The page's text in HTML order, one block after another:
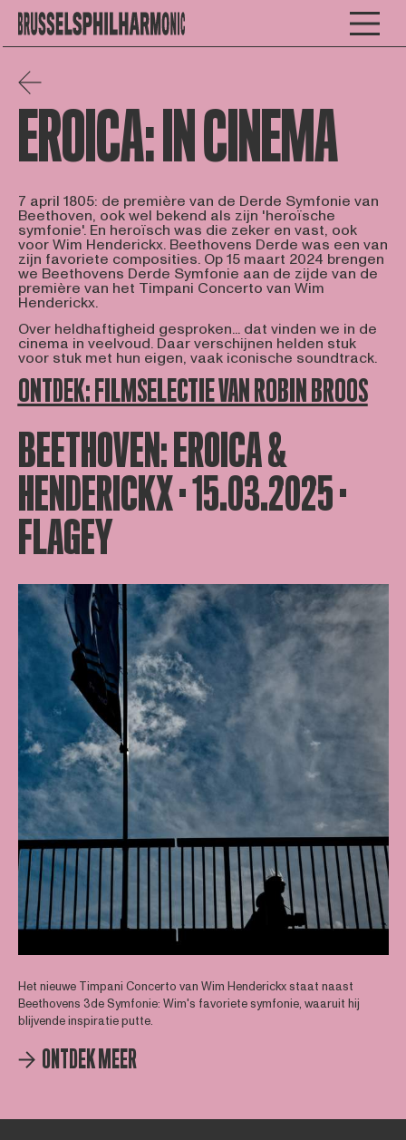
EROICA: IN CINEMA
7 april 1805: de première van de Derde Symfonie van
Beethoven, ook wel bekend als zijn 'heroïsche
symfonie'. En heroïsch was die zeker en vast, ook
voor Wim Henderickx. Beethovens Derde was een van
zijn favoriete composities. Op 15 maart 2024 brengen
we Beethovens Derde Symfonie aan de zijde van de
première van het Timpani Concerto van Wim
Henderickx.
Over heldhaftigheid gesproken... dat vinden we in de
cinema in veelvoud. Daar verschijnen helden stuk
voor stuk met hun eigen, vaak iconische soundtrack.
ONTDEK: FILMSELECTIE VAN ROBIN BROOS
BEETHOVEN: EROICA &
HENDERICKX · 15.03.2025 ·
FLAGEY
Het nieuwe Timpani Concerto van Wim Henderickx staat naast
Beethovens 3de Symfonie: Wim's favoriete symfonie, waaruit hij
blijvende inspiratie putte.
ONTDEK MEER